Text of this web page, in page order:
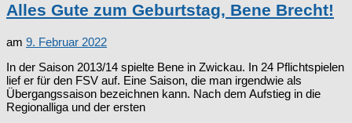
Alles Gute zum Geburtstag, Bene Brecht!
am 9. Februar 2022
In der Saison 2013/14 spielte Bene in Zwickau. In 24 Pflichtspielen
lief er für den FSV auf. Eine Saison, die man irgendwie als
Übergangssaison bezeichnen kann. Nach dem Aufstieg in die
Regionalliga und der ersten